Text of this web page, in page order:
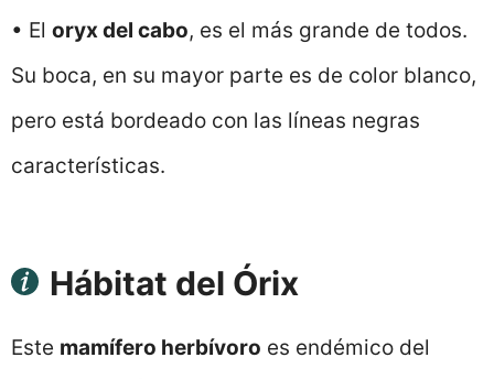
• El oryx del cabo, es el más grande de todos.
Su boca, en su mayor parte es de color blanco,
pero está bordeado con las líneas negras
características.
Hábitat del Órix
Este mamífero herbívoro es endémico del